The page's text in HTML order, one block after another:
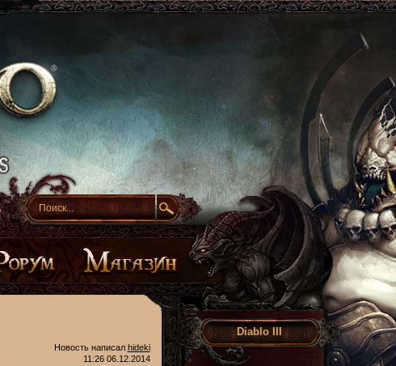
Новость написал hideki
11:26 06.12.2014
Diablo III